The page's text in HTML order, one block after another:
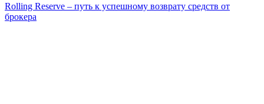
Rolling Reserve – путь к успешному возврату средств от
брокера